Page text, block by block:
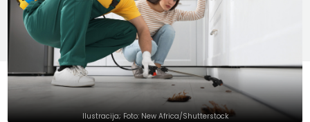
Ilustracija; Foto: New Africa/Shutterstock